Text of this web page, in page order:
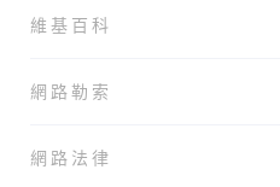
維基百科
網路勒索
網路法律